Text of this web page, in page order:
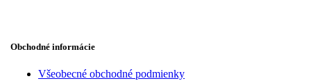
Obchodné informácie
Všeobecné obchodné podmienky